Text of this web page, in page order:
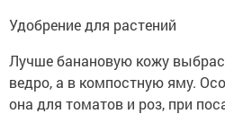
Удобрение для растений
Лучше банановую кожу
ведро, а в компостную яму.
она для томатов и роз, при